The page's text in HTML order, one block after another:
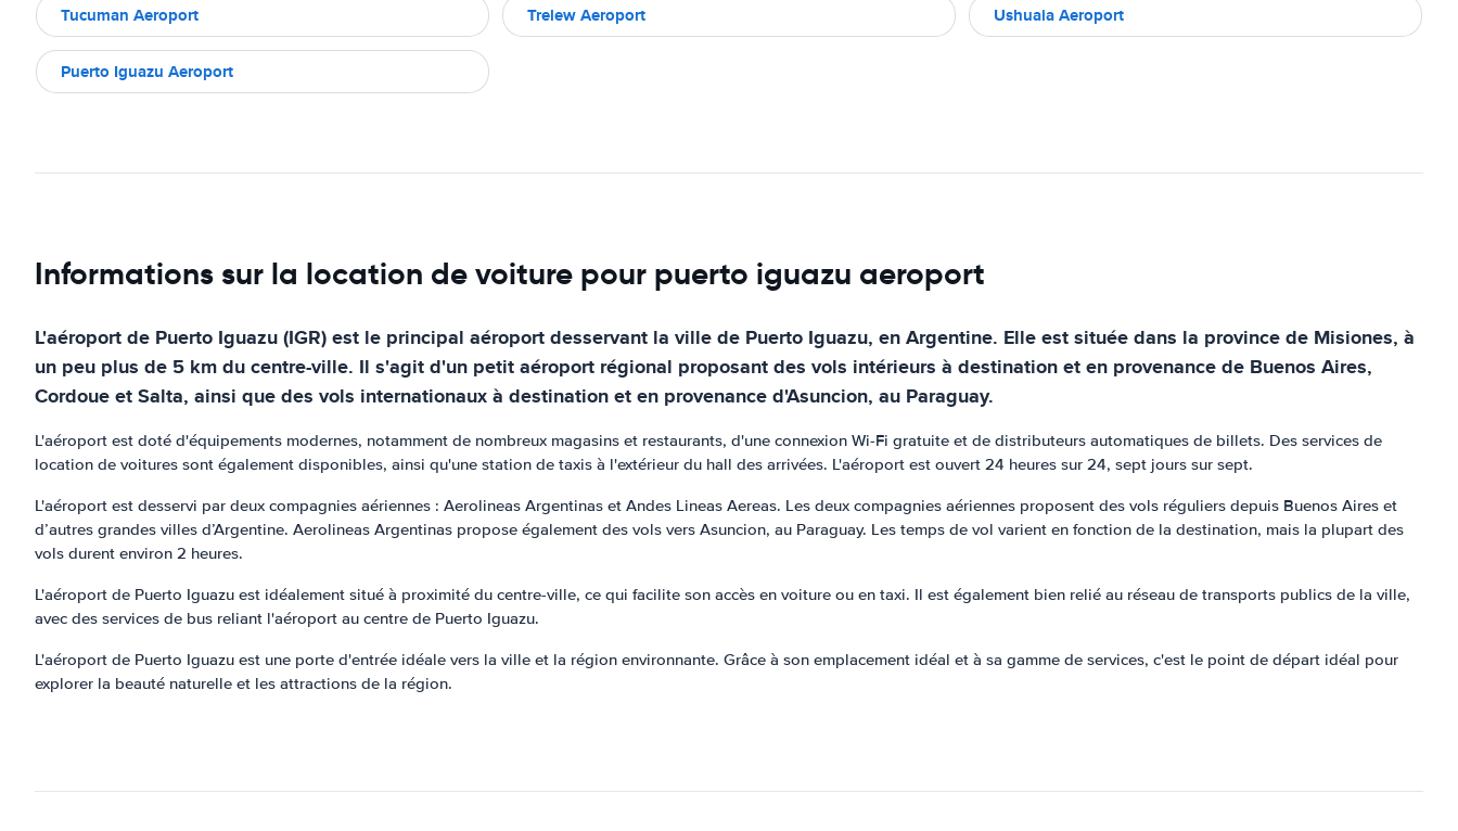
Tucuman Aeroport Trelew Aeroport Ushuaia Aeroport
Puerto Iguazu Aeroport
Informations sur la location de voiture pour puerto iguazu aeroport
L'aéroport de Puerto Iguazu (IGR) est le principal aéroport desservant la ville de Puerto Iguazu, en Argentine. Elle est située dans la province de Misiones, à
un peu plus de 5 km du centre-ville. Il s'agit d'un petit aéroport régional proposant des vols intérieurs à destination et en provenance de Buenos Aires,
Cordoue et Salta, ainsi que des vols internationaux à destination et en provenance d'Asuncion, au Paraguay.
L'aéroport est doté d'équipements modernes, notamment de nombreux magasins et restaurants, d'une connexion Wi-Fi gratuite et de distributeurs automatiques de billets. Des services de
location de voitures sont également disponibles, ainsi qu'une station de taxis à l'extérieur du hall des arrivées. L'aéroport est ouvert 24 heures sur 24, sept jours sur sept.
L'aéroport est desservi par deux compagnies aériennes : Aerolineas Argentinas et Andes Lineas Aereas. Les deux compagnies aériennes proposent des vols réguliers depuis Buenos Aires et
d’autres grandes villes d’Argentine. Aerolineas Argentinas propose également des vols vers Asuncion, au Paraguay. Les temps de vol varient en fonction de la destination, mais la plupart des
vols durent environ 2 heures.
L'aéroport de Puerto Iguazu est idéalement situé à proximité du centre-ville, ce qui facilite son accès en voiture ou en taxi. Il est également bien relié au réseau de transports publics de la ville,
avec des services de bus reliant l'aéroport au centre de Puerto Iguazu.
L'aéroport de Puerto Iguazu est une porte d'entrée idéale vers la ville et la région environnante. Grâce à son emplacement idéal et à sa gamme de services, c'est le point de départ idéal pour
explorer la beauté naturelle et les attractions de la région.